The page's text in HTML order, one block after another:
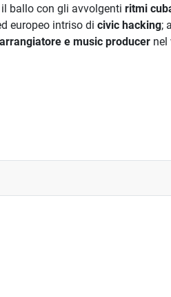
ballo con gli avvolgenti ritmi
europeo intriso di civic hacking;
e music producer nel